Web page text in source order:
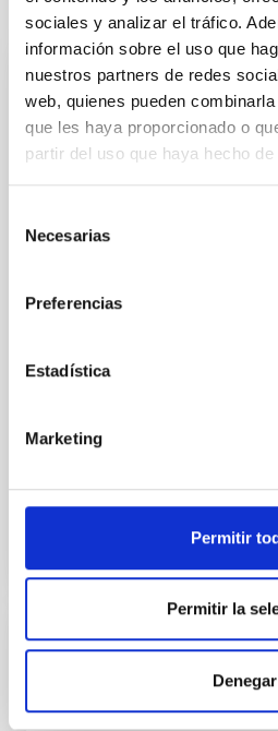
sociales y analizar el tráfico.
información sobre el uso que
nuestros partners de redes
web, quienes pueden
que les haya proporcionado o
partir del uso que haya hecho
Necesarias
Preferencias
Estadística
Marketing
Permitir
Permitir la
Denegar
Te puede interesar
Magnetic Field
Cores in the Transition
Core Scales
In a magnetically dominated
we expect to see alignments
cloud-scale magnetic field. A.
instead, however, that the
with respect to the larger-scale
Fecha de publicación:
BIBCODE
CON ÁRBITRO
Clues to inside-out
galaxies at 1.2 ≲ z ≲